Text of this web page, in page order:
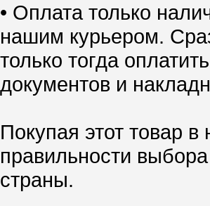
• Оплата только
нашим курьером.
только тогда
документов и
Покупая этот товар
правильности
страны.